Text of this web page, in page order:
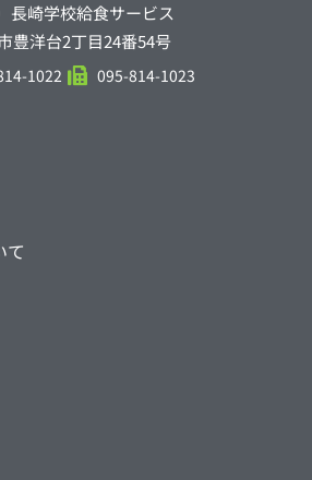
長崎学校給食サービス
豊洋台2丁目24番54号
1022 095-814-1023
て